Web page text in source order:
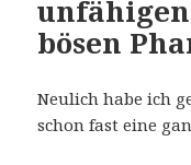
bösen
Neulich habe ich
schon fast eine